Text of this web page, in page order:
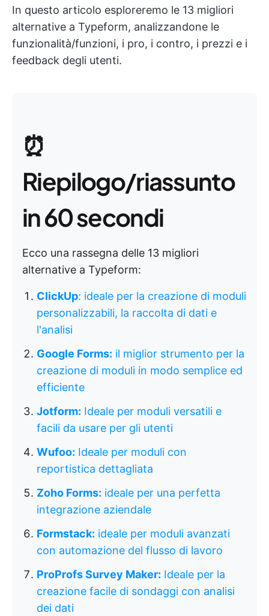
In questo articolo esploreremo le 13 migliori
alternative a Typeform, analizzandone le
funzionalità/funzioni, i pro, i contro, i prezzi e i
feedback degli utenti.
⏰
Riepilogo/riassunto
in 60 secondi
Ecco una rassegna delle 13 migliori
alternative a Typeform:
ClickUp: ideale per la creazione di moduli
personalizzabili, la raccolta di dati e
l'analisi
Google Forms: il miglior strumento per la
creazione di moduli in modo semplice ed
efficiente
Jotform: Ideale per moduli versatili e
facili da usare per gli utenti
Wufoo: Ideale per moduli con
reportistica dettagliata
Zoho Forms: ideale per una perfetta
integrazione aziendale
Formstack: ideale per moduli avanzati
con automazione del flusso di lavoro
ProProfs Survey Maker: Ideale per la
creazione facile di sondaggi con analisi
dei dati